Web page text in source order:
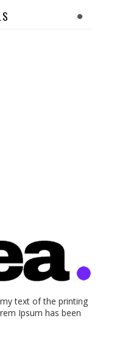
text of the printing
Ipsum has been